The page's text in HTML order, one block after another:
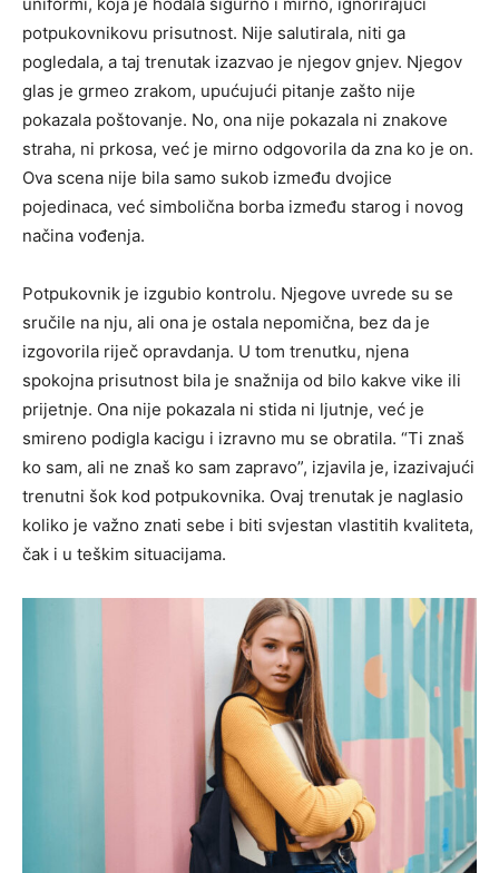
potpukovnikovu prisutnost. Nije salutirala, niti ga
pogledala, a taj trenutak izazvao je njegov gnjev. Njegov
glas je grmeo zrakom, upućujući pitanje zašto nije
pokazala poštovanje. No, ona nije pokazala ni znakove
straha, ni prkosa, već je mirno odgovorila da zna ko je on.
Ova scena nije bila samo sukob između dvojice
pojedinaca, već simbolična borba između starog i novog
načina vođenja.
Potpukovnik je izgubio kontrolu. Njegove uvrede su se
sručile na nju, ali ona je ostala nepomična, bez da je
izgovorila riječ opravdanja. U tom trenutku, njena
spokojna prisutnost bila je snažnija od bilo kakve vike ili
prijetnje. Ona nije pokazala ni stida ni ljutnje, već je
smireno podigla kacigu i izravno mu se obratila. “Ti znaš
ko sam, ali ne znaš ko sam zapravo”, izjavila je, izazivajući
trenutni šok kod potpukovnika. Ovaj trenutak je naglasio
koliko je važno znati sebe i biti svjestan vlastitih kvaliteta,
čak i u teškim situacijama.